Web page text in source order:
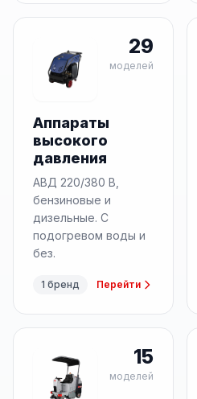
29
моделей
Аппараты
высокого
давления
АВД 220/380 В,
бензиновые и
дизельные. С
подогревом воды и
без.
1 бренд Перейти
15
моделей